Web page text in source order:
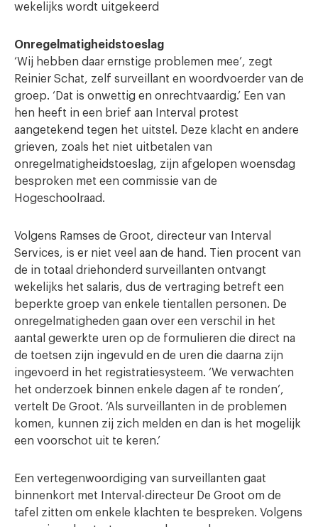
wekelijks wordt uitgekeerd
Onregelmatigheidstoeslag
‘Wij hebben daar ernstige problemen mee’, zegt
Reinier Schat, zelf surveillant en woordvoerder van de
groep. ‘Dat is onwettig en onrechtvaardig.’ Een van
hen heeft in een brief aan Interval protest
aangetekend tegen het uitstel. Deze klacht en andere
grieven, zoals het niet uitbetalen van
onregelmatigheidstoeslag, zijn afgelopen woensdag
besproken met een commissie van de
Hogeschoolraad.
Volgens Ramses de Groot, directeur van Interval
Services, is er niet veel aan de hand. Tien procent van
de in totaal driehonderd surveillanten ontvangt
wekelijks het salaris, dus de vertraging betreft een
beperkte groep van enkele tientallen personen. De
onregelmatigheden gaan over een verschil in het
aantal gewerkte uren op de formulieren die direct na
de toetsen zijn ingevuld en de uren die daarna zijn
ingevoerd in het registratiesysteem. ‘We verwachten
het onderzoek binnen enkele dagen af te ronden’,
vertelt De Groot. ‘Als surveillanten in de problemen
komen, kunnen zij zich melden en dan is het mogelijk
een voorschot uit te keren.’
Een vertegenwoordiging van surveillanten gaat
binnenkort met Interval-directeur De Groot om de
tafel zitten om enkele klachten te bespreken. Volgens